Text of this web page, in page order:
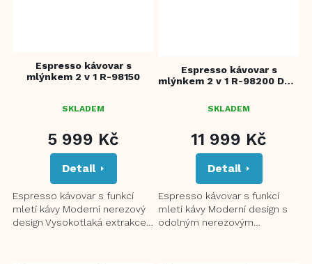
Espresso kávovar s
mlýnkem 2 v 1 R-98150
SKLADEM
5 999 Kč
Detail
Espresso kávovar s funkcí
mletí kávy Moderní nerezový
design Vysokotlaká extrakce
Espresso kávovar s
mlýnkem 2 v 1 R-98200 Dual
SKLADEM
11 999 Kč
Detail
Espresso kávovar s funkcí
mletí kávy Moderní design s
odolným nerezovým